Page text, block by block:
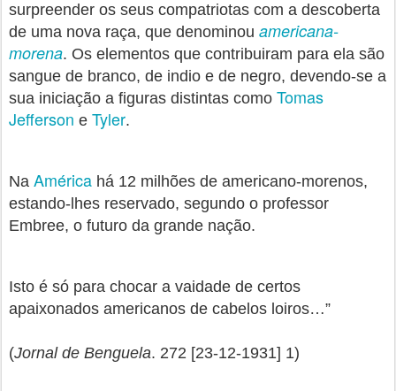
surpreender os seus compatriotas com a descoberta
de uma nova raça, que denominou americana-
morena. Os elementos que contribuiram para ela são
sangue de branco, de indio e de negro, devendo-se a
sua iniciação a figuras distintas como Tomas
Jefferson e Tyler.
Na América há 12 milhões de americano-morenos,
estando-lhes reservado, segundo o professor
Embree, o futuro da grande nação.
Isto é só para chocar a vaidade de certos
apaixonados americanos de cabelos loiros…”
(Jornal de Benguela. 272 [23-12-1931] 1)